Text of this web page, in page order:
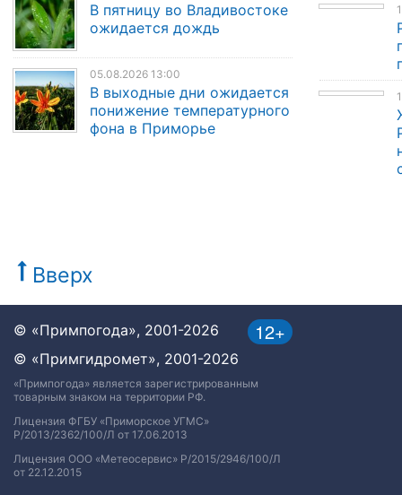
В пятницу во Владивостоке
ожидается дождь
05.08.2026 13:00
В выходные дни ожидается
понижение температурного
фона в Приморье
Вверх
12+
© «Примпогода», 2001-2026
© «Примгидромет», 2001-2026
«Примпогода» является зарегистрированным
товарным знаком на территории РФ.
Лицензия ФГБУ «Приморское УГМС»
Р/2013/2362/100/Л от 17.06.2013
Лицензия ООО «Метеосервис» Р/2015/2946/100/Л
от 22.12.2015